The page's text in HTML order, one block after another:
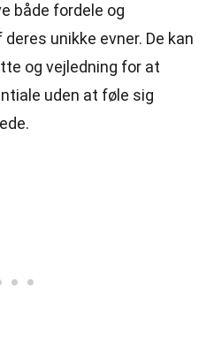
både fordele og
unikke evner. De kan
og vejledning for at
uden at føle sig